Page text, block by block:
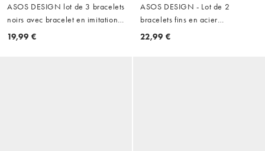
ASOS DESIGN lot de 3 bracelets
noirs avec bracelet en imitation
cuir et perles marron imitation
19,99 €
ASOS DESIGN - Lot de 2
bracelets fins en acier
inoxydable imperméable avec
22,99 €